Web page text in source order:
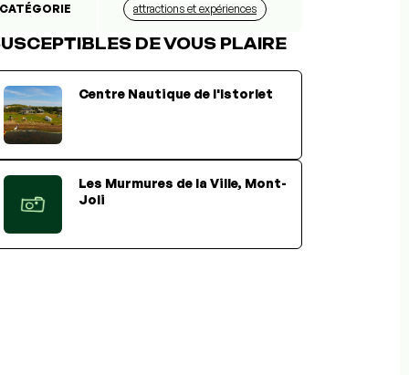
CATÉGORIE attractions et expériences
DE VOUS PLAIRE
Centre Nautique de l'Istorlet
Les Murmures de la Ville, Mont-
Joli